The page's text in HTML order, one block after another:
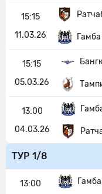
15:15
11.03.26
15:15
05.03.26
13:00
04.03.26
ТУР 1/8
13:00